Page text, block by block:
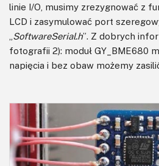
linie I/O, musimy zrezygnować z
LCD i zasymulować port
SoftwareSerial.h”. Z dobrych
fotografii 2): moduł GY_BME680
napięcia i bez obaw możemy